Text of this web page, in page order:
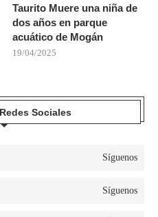
Taurito Muere una niña de
dos años en parque
acuático de Mogán
19/04/2025
Sociales
Síguenos
Síguenos